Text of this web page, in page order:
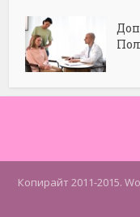
Копирайт 2011-2015.